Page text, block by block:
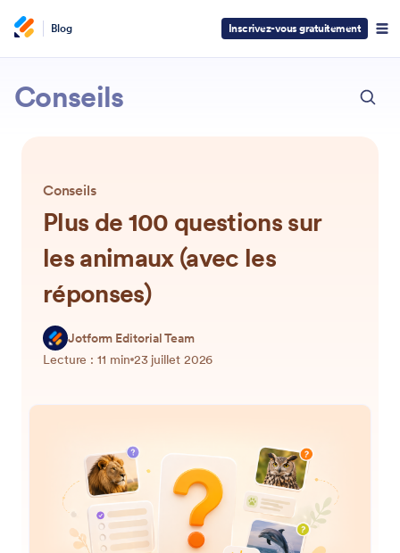
Blog Inscrivez-vous gratuitement
Jotform
Conseils
Conseils
Plus de 100 questions sur
les animaux (avec les
réponses)
Jotform Editorial Team
Lecture : 11 min 23 juillet 2026
ECH